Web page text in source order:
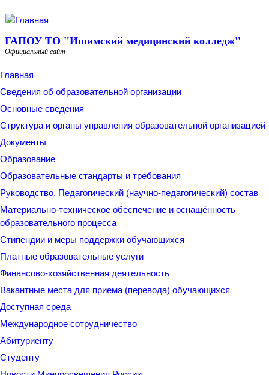
Перейти к основному содержанию
ГАПОУ ТО "Ишимский медицинский колледж"
Официальный сайт
Главная
Сведения об образовательной организации
Основные сведения
Структура и органы управления образовательной организацией
Документы
Образование
Образовательные стандарты и требования
Руководство. Педагогический (научно-педагогический) состав
Материально-техническое обеспечение и оснащённость
образовательного процесса
Стипендии и меры поддержки обучающихся
Платные образовательные услуги
Финансово-хозяйственная деятельность
Вакантные места для приема (перевода) обучающихся
Доступная среда
Международное сотрудничество
Абитуриенту
Студенту